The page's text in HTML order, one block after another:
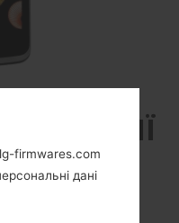
З СЕРІЇ
lg-firmwares.com
дані